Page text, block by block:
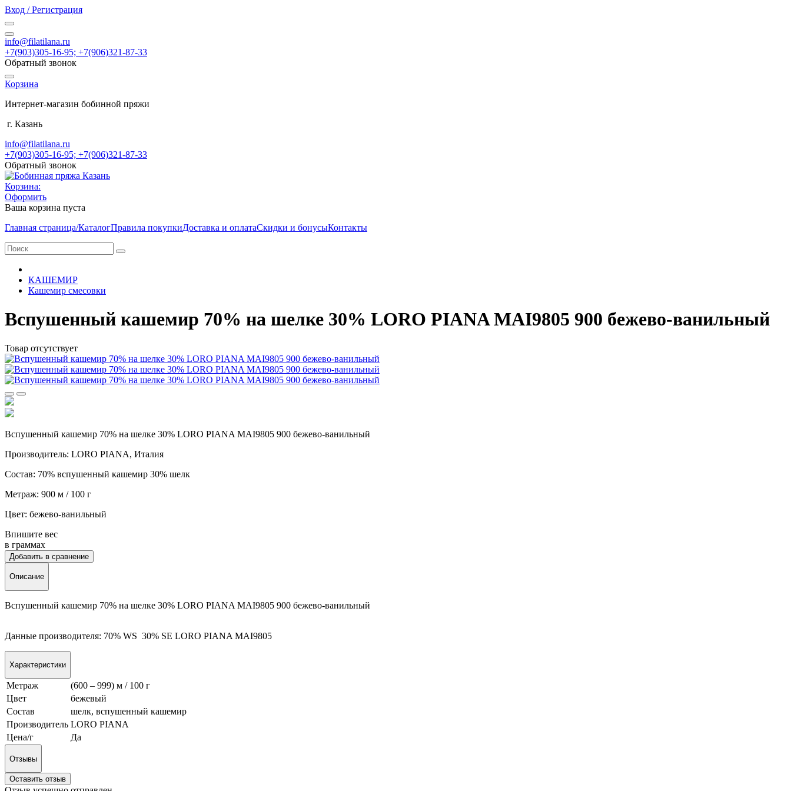
Вход / Регистрация
info@filatilana.ru
+7(903)305-16-95; +7(906)321-87-33
Обратный звонок
Корзина
Интернет-магазин бобинной пряжи
г. Казань
info@filatilana.ru
+7(903)305-16-95; +7(906)321-87-33
Обратный звонок
Корзина:
Оформить
Ваша корзина пуста
Главная страница/КаталогПравила покупкиДоставка и оплатаСкидки и бонусыКонтакты
КАШЕМИР
Кашемир смесовки
Вспушенный кашемир 70% на шелке 30% LORO PIANA MAI9805 900 бежево-ванильный
Товар отсутствует
Вспушенный кашемир 70% на шелке 30% LORO PIANA MAI9805 900 бежево-ванильный
Производитель: LORO PIANA, Италия
Состав: 70% вспушенный кашемир 30% шелк
Метраж: 900 м / 100 г
Цвет: бежево-ванильный
Впишите вес
в граммах
Добавить в сравнение
Описание
Вспушенный кашемир 70% на шелке 30% LORO PIANA MAI9805 900 бежево-ванильный
Данные производителя: 70% WS 30% SE LORO PIANA MAI9805
Характеристики
Метраж
(600 – 999) м / 100 г
Цвет
бежевый
Состав
шелк, вспушенный кашемир
Производитель LORO PIANA
Цена/г
Да
Отзывы
Оставить отзыв